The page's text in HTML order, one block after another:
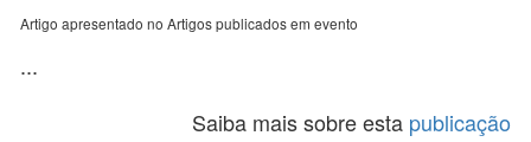
Artigo apresentado no Artigos publicados em evento
...
Saiba mais sobre esta publicação